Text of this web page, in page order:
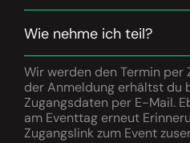
Wie nehme ich teil?
Wir werden den Termin per
der Anmeldung erhältst du
Zugangsdaten per E-Mail.
am Eventtag erneut
Zugangslink zum Event